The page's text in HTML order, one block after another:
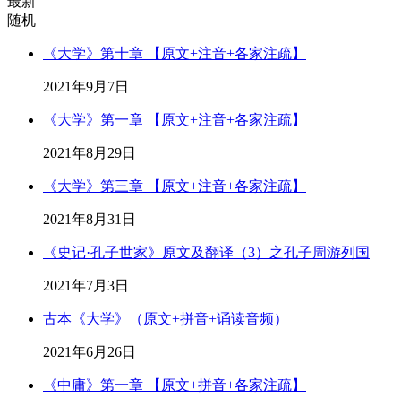
随机
《大学》第十章 【原文+注音+各家注疏】
2021年9月7日
《大学》第一章 【原文+注音+各家注疏】
2021年8月29日
《大学》第三章 【原文+注音+各家注疏】
2021年8月31日
《史记·孔子世家》原文及翻译（3）之孔子周游列国
2021年7月3日
古本《大学》（原文+拼音+诵读音频）
2021年6月26日
《中庸》第一章 【原文+拼音+各家注疏】